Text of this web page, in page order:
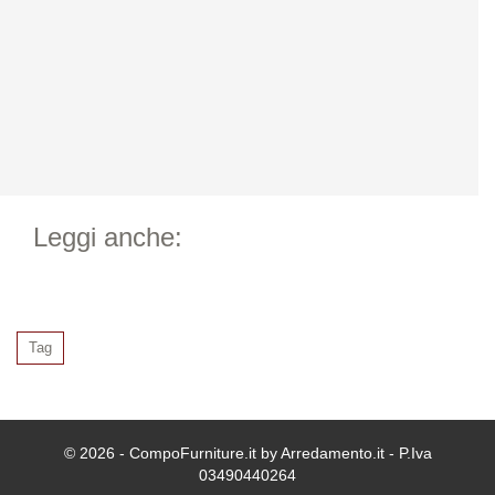
Leggi anche:
Tag
© 2026 - CompoFurniture.it by Arredamento.it - P.Iva
03490440264